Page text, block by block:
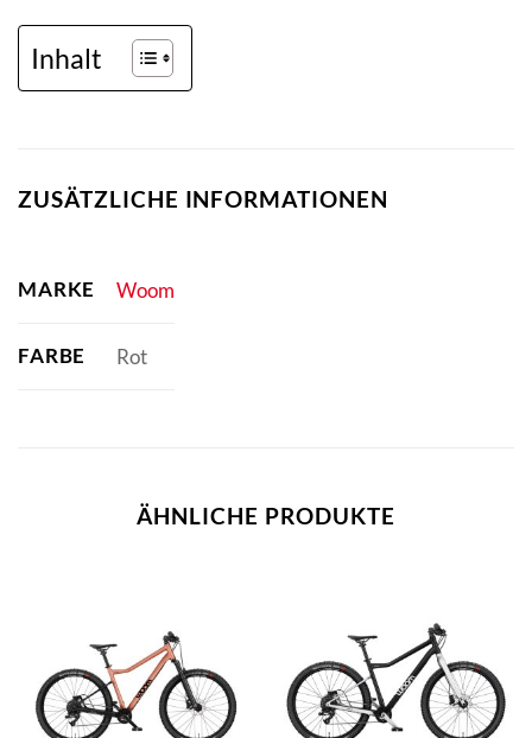
Inhalt
ZUSÄTZLICHE INFORMATIONEN
MARKE Woom
FARBE Rot
ÄHNLICHE PRODUKTE